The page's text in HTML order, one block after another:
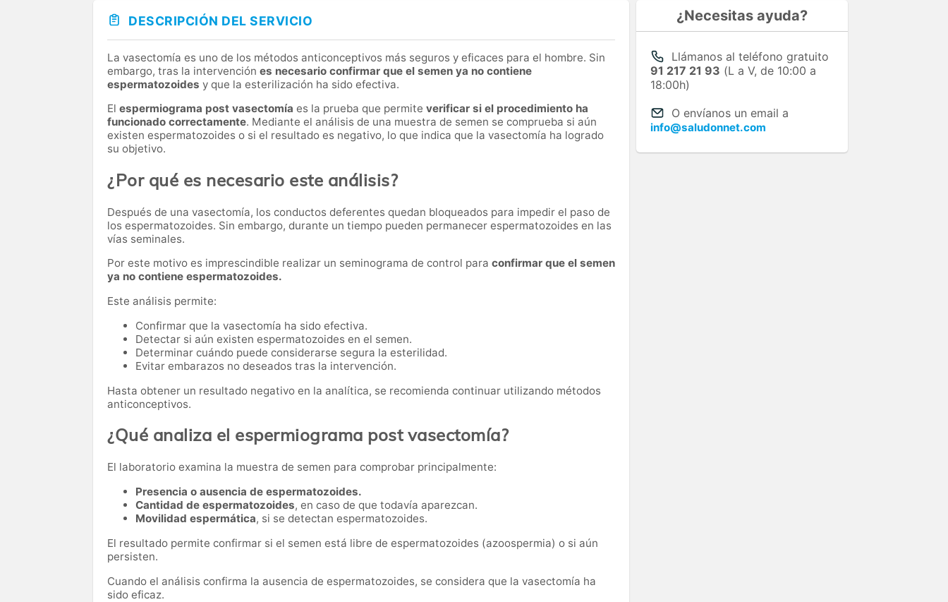
DESCRIPCIÓN DEL SERVICIO
La vasectomía es uno de los métodos anticonceptivos más seguros y eficaces para el hombre. Sin
embargo, tras la intervención es necesario confirmar que el semen ya no contiene
espermatozoides y que la esterilización ha sido efectiva.
El espermiograma post vasectomía es la prueba que permite verificar si el procedimiento ha
funcionado correctamente. Mediante el análisis de una muestra de semen se comprueba si aún
existen espermatozoides o si el resultado es negativo, lo que indica que la vasectomía ha logrado
su objetivo.
¿Por qué es necesario este análisis?
Después de una vasectomía, los conductos deferentes quedan bloqueados para impedir el paso de
los espermatozoides. Sin embargo, durante un tiempo pueden permanecer espermatozoides en las
vías seminales.
Por este motivo es imprescindible realizar un seminograma de control para confirmar que el semen
ya no contiene espermatozoides.
Este análisis permite:
Confirmar que la vasectomía ha sido efectiva.
Detectar si aún existen espermatozoides en el semen.
Determinar cuándo puede considerarse segura la esterilidad.
Evitar embarazos no deseados tras la intervención.
Hasta obtener un resultado negativo en la analítica, se recomienda continuar utilizando métodos
anticonceptivos.
¿Qué analiza el espermiograma post vasectomía?
El laboratorio examina la muestra de semen para comprobar principalmente:
Presencia o ausencia de espermatozoides.
Cantidad de espermatozoides, en caso de que todavía aparezcan.
Movilidad espermática, si se detectan espermatozoides.
El resultado permite confirmar si el semen está libre de espermatozoides (azoospermia) o si aún
persisten.
Cuando el análisis confirma la ausencia de espermatozoides, se considera que la vasectomía ha
sido eficaz.
¿Necesitas ayuda?
Llámanos al teléfono gratuito
91 217 21 93 (L a V, de 10:00 a
18:00h)
O envíanos un email a
info@saludonnet.com